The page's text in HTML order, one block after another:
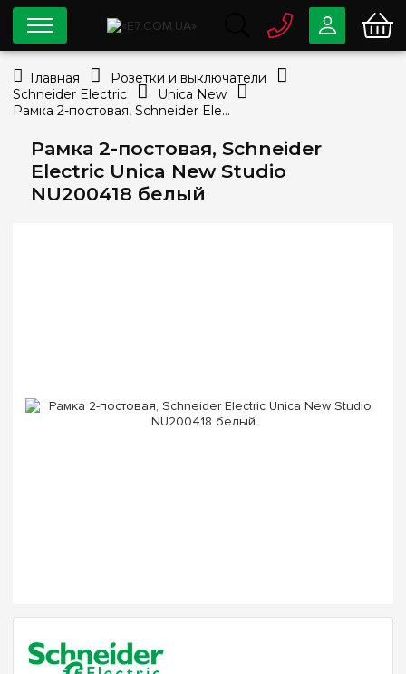
Рамка 2-постовая, Schneider
Electric Unica New Studio
NU200418 белый
0 80033-63-07
info@e7.com.ua
334-79-78
Viber Telegram
Главная
Розетки и выключатели
Schneider Electric
Unica New
Рамка 2-постовая, Schneider Electric Unica New Studio NU200418 белый